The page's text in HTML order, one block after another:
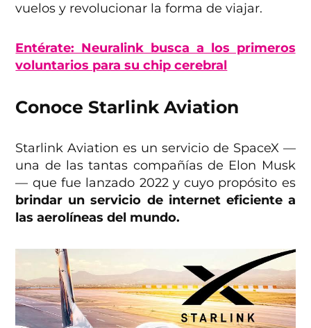
vuelos y revolucionar la forma de viajar.
Entérate: Neuralink busca a los primeros
voluntarios para su chip cerebral
Conoce Starlink Aviation
Starlink Aviation es un servicio de SpaceX —
una de las tantas compañías de Elon Musk
— que fue lanzado 2022 y cuyo propósito es
brindar un servicio de internet eficiente a
las aerolíneas del mundo.